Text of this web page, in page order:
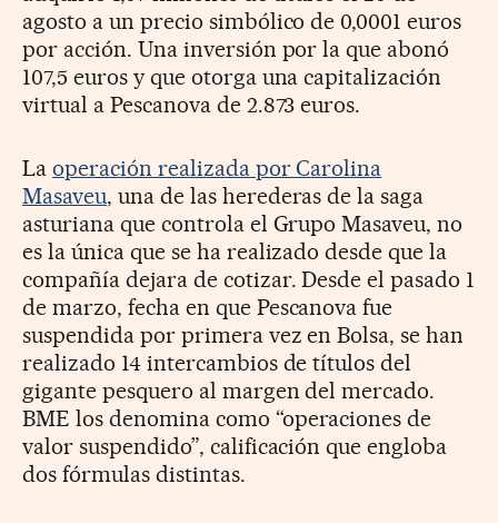
agosto a un precio simbólico de 0,0001 euros
por acción. Una inversión por la que abonó
107,5 euros y que otorga una capitalización
virtual a Pescanova de 2.873 euros.
La operación realizada por Carolina
Masaveu, una de las herederas de la saga
asturiana que controla el Grupo Masaveu, no
es la única que se ha realizado desde que la
compañía dejara de cotizar. Desde el pasado 1
de marzo, fecha en que Pescanova fue
suspendida por primera vez en Bolsa, se han
realizado 14 intercambios de títulos del
gigante pesquero al margen del mercado.
BME los denomina como “operaciones de
valor suspendido”, calificación que engloba
dos fórmulas distintas.